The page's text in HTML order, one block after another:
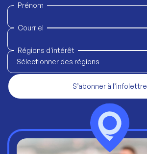
Prénom
Courriel
Régions d'intérêt
Sélectionner des régions
S’abonner à l’infolettre